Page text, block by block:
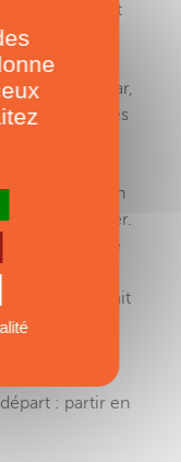
de noces), et
encore
!
pied marin, car,
de mer dès les
en
donc à un
en février.
glacés, le
: ce fut ma
la mer ne m’ait
pas de
sur
: partir en